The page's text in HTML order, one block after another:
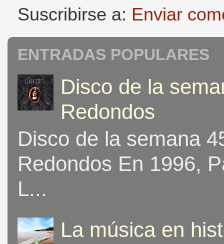
Suscribirse a: Enviar
ENTRADAS POPULARES
Disco de la
Redondos
Disco de la semana
Redondos En 1996,
L...
La música en